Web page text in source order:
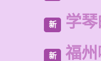
新 学
新 福